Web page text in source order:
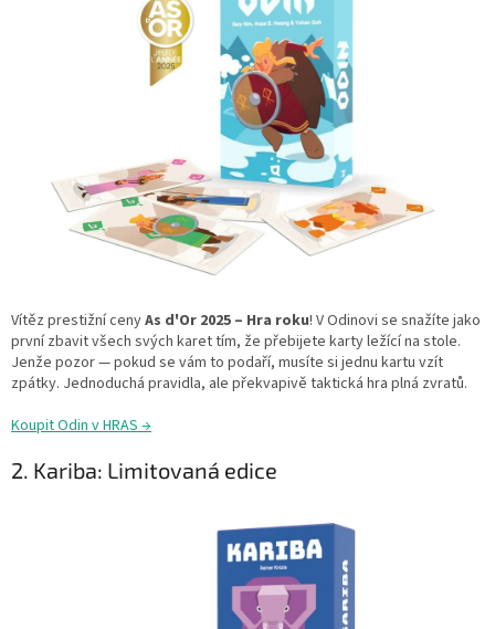
Vítěz prestižní cenyAs d'Or 2025 – Hra roku! V Odinovi se snažíte jako
první zbavit všech svých karet tím, že přebijete karty ležící na stole.
Jenže pozor — pokud se vám to podaří, musíte si jednu kartu vzít
zpátky. Jednoduchá pravidla, ale překvapivě taktická hra plná zvratů.
Koupit Odin v HRAS →
2. Kariba: Limitovaná edice